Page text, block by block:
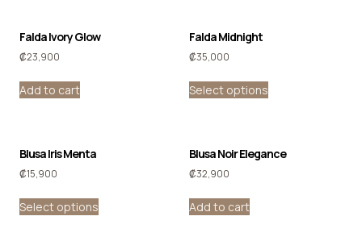
Falda Ivory Glow
₡23,900
Add to cart
Falda Midnight
₡35,000
Select options
Blusa Iris Menta
₡15,900
Select options
Blusa Noir Elegance
₡32,900
Add to cart